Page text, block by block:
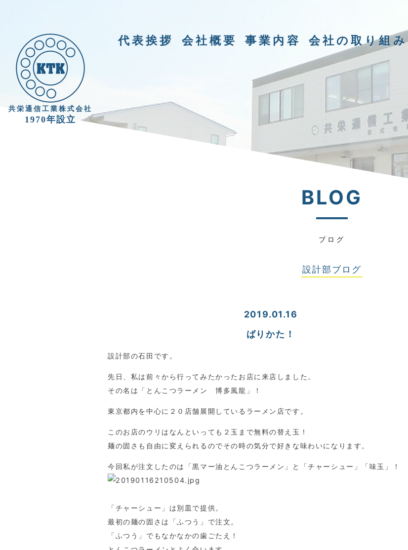
共栄通信工業株式会社
1970年設立
代表挨拶 会社概要 事業内容 会社の取り組み
BLOG
ブログ
設計部ブログ
2019.01.16
ばりかた！
設計部の石田です。
先日、私は前々から行ってみたかったお店に来店しました。
その名は「とんこつラーメン 博多風龍」！
東京都内を中心に２０店舗展開しているラーメン店です。
このお店のウリはなんといっても２玉まで無料の替え玉！
麺の固さも自由に変えられるのでその時の気分で好きな味わいになります。
今回私が注文したのは「黒マー油とんこつラーメン」と「チャーシュー」「味玉」！
「チャーシュー」は別皿で提供。
最初の麺の固さは「ふつう」で注文。
「ふつう」でもなかなかの歯ごたえ！